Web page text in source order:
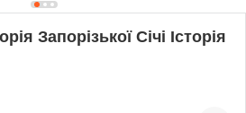
Запорізької Січі Історія